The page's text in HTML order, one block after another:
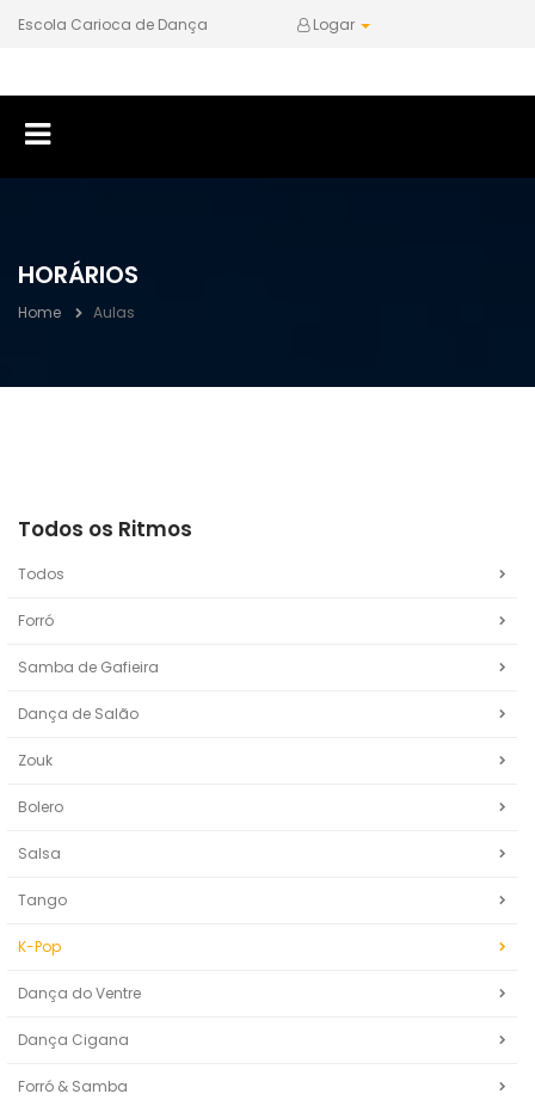
Escola Carioca de Dança Logar
HORÁRIOS
Home Aulas
Todos os Ritmos
Todos
Forró
Samba de Gafieira
Dança de Salão
Zouk
Bolero
Salsa
Tango
K-Pop
Dança do Ventre
Dança Cigana
Forró & Samba